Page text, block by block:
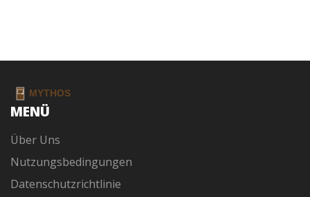
MENÜ
Über Uns
Nutzungsbedingungen
Datenschutzrichtlinie